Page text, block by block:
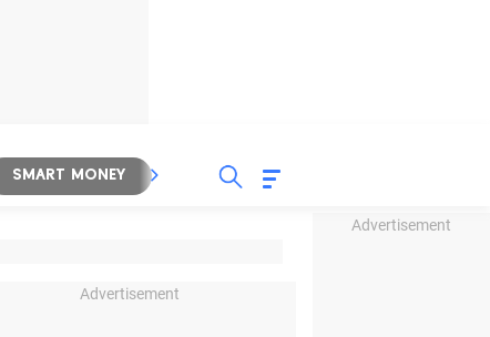
Advertisement
SMART MONEY INSPIRASI BISNIS
Advertisement